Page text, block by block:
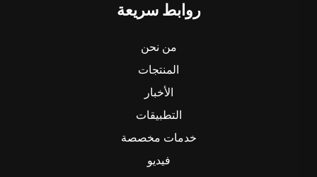
روابط سريعة
من نحن
المنتجات
الأخبار
التطبيقات
خدمات مخصصة
فيديو